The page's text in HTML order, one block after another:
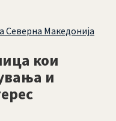
Северна Македонија
кои
и